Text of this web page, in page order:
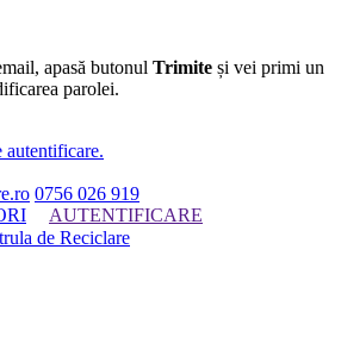
apasă butonul Trimite și vei primi un
parolei.
0756 026 919
AUTENTIFICARE